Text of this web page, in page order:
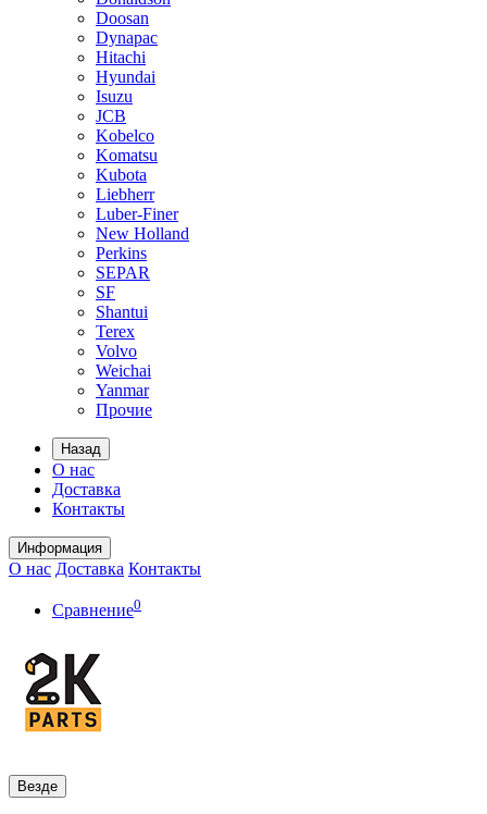
Doosan
Dynapac
Hitachi
Hyundai
Isuzu
JCB
Kobelco
Komatsu
Kubota
Liebherr
Luber-Finer
New Holland
Perkins
SEPAR
SF
Shantui
Terex
Volvo
Weichai
Yanmar
Прочие
Назад
О нас
Доставка
Контакты
Информация
О нас Доставка Контакты
Сравнение0
Везде